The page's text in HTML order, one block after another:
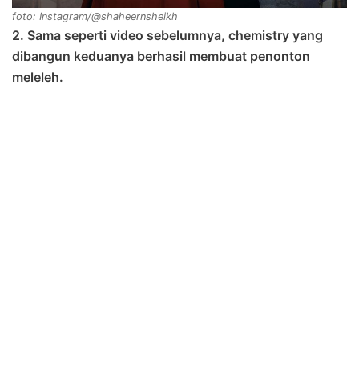
foto: Instagram/@shaheernsheikh
2. Sama seperti video sebelumnya, chemistry yang
dibangun keduanya berhasil membuat penonton
meleleh.